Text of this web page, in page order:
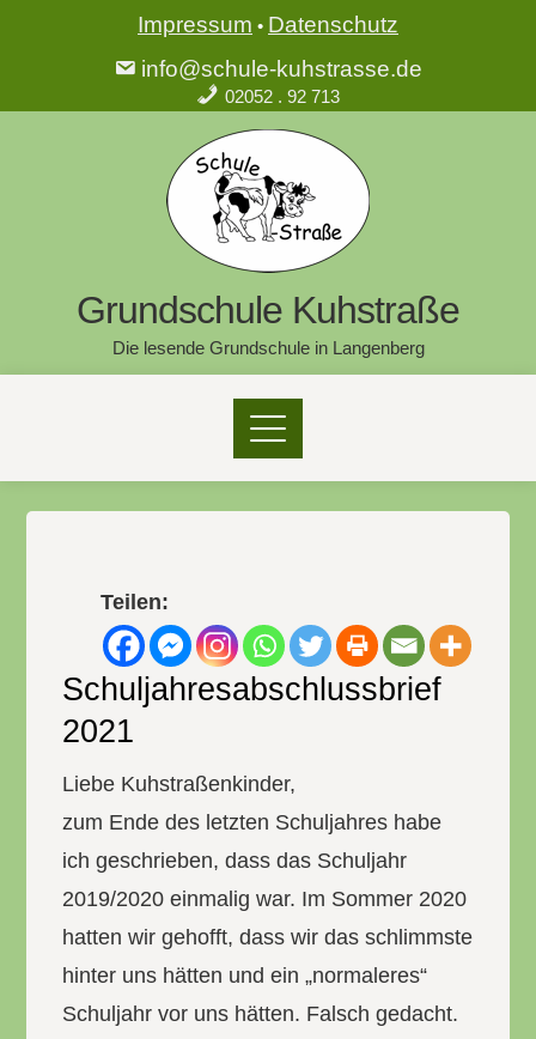
Impressum • Datenschutz
info@schule-kuhstrasse.de
02052 . 92 713
Grundschule Kuhstraße
Die lesende Grundschule in Langenberg
Teilen:
Schuljahresabschlussbrief
2021
Liebe Kuhstraßenkinder,
zum Ende des letzten Schuljahres habe
ich geschrieben, dass das Schuljahr
2019/2020 einmalig war. Im Sommer 2020
hatten wir gehofft, dass wir das schlimmste
hinter uns hätten und ein „normaleres“
Schuljahr vor uns hätten. Falsch gedacht.